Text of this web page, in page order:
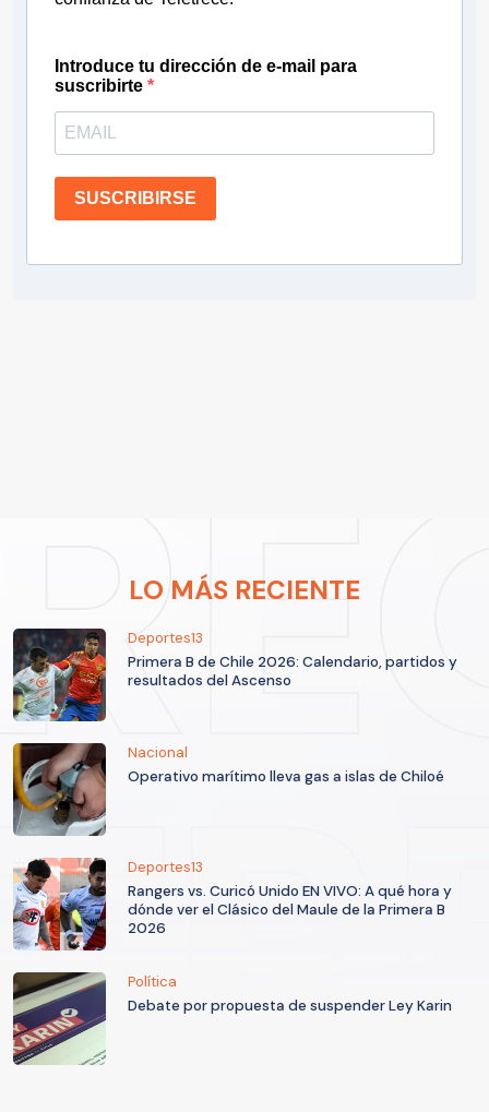
Introduce tu dirección de e-mail para
suscribirte
SUSCRIBIRSE
LO MÁS RECIENTE
Deportes13
Primera B de Chile 2026: Calendario, partidos y
resultados del Ascenso
Nacional
Operativo marítimo lleva gas a islas de Chiloé
Deportes13
Rangers vs. Curicó Unido EN VIVO: A qué hora y
dónde ver el Clásico del Maule de la Primera B
2026
Política
Debate por propuesta de suspender Ley Karin